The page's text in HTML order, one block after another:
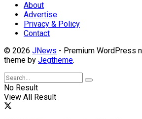
About
Advertise
Privacy & Policy
Contact
© 2026 JNews - Premium WordPress
theme by Jegtheme.
No Result
View All Result